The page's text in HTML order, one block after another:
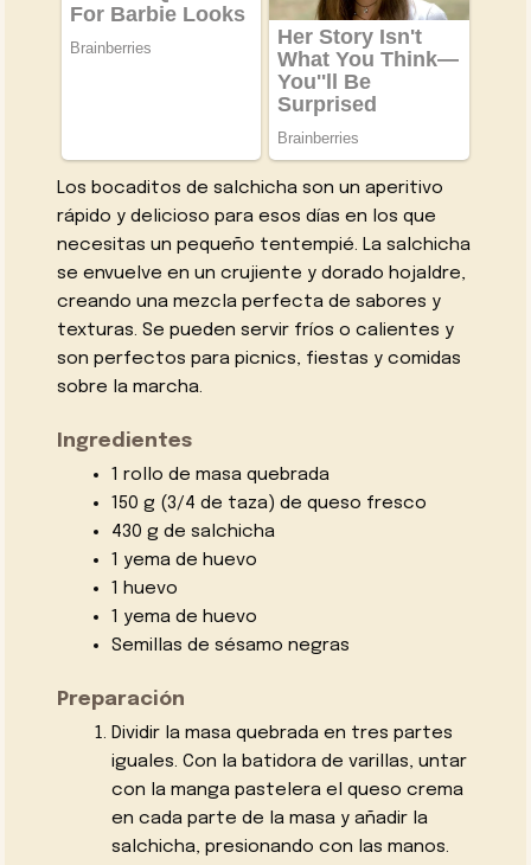
Los bocaditos de salchicha son un aperitivo
rápido y delicioso para esos días en los que
necesitas un pequeño tentempié. La salchicha
se envuelve en un crujiente y dorado hojaldre,
creando una mezcla perfecta de sabores y
texturas. Se pueden servir fríos o calientes y
son perfectos para picnics, fiestas y comidas
sobre la marcha.
Ingredientes
1 rollo de masa quebrada
150 g (3/4 de taza) de queso fresco
430 g de salchicha
1 yema de huevo
1 huevo
1 yema de huevo
Semillas de sésamo negras
Preparación
Dividir la masa quebrada en tres partes
iguales. Con la batidora de varillas, untar
con la manga pastelera el queso crema
en cada parte de la masa y añadir la
salchicha, presionando con las manos.